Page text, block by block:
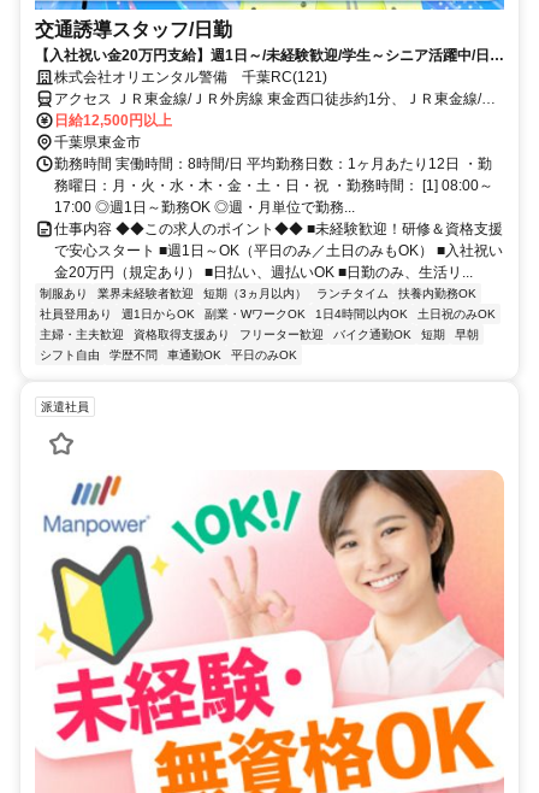
交通誘導スタッフ/日勤
【入社祝い金20万円支給】週1日～/未経験歓迎/学生～シニア活躍中/日払
い・週払いOK/履歴書不要！
株式会社オリエンタル警備 千葉RC(121)
アクセス ＪＲ東金線/ＪＲ外房線 東金西口徒歩約1分、ＪＲ東金線/Ｊ
Ｒ外房線 求名出入口1徒歩約51分、ＪＲ外房線/ＪＲ総武本線 大網徒
歩約82分 (面接地/千葉リクルートセンター)千葉県千葉市中央区新町
１７－１６ 新町芳野ビル５Ｆ
日給12,500円以上
千葉県東金市
勤務時間 実働時間：8時間/日 平均勤務日数：1ヶ月あたり12日 ・勤
務曜日：月・火・水・木・金・土・日・祝 ・勤務時間： [1] 08:00～
17:00 ◎週1日～勤務OK ◎週・月単位で勤務...
仕事内容 ◆◆この求人のポイント◆◆ ■未経験歓迎！研修＆資格支援
で安心スタート ■週1日～OK（平日のみ／土日のみもOK） ■入社祝い
金20万円（規定あり） ■日払い、週払いOK ■日勤のみ、生活リ...
制服あり 業界未経験者歓迎 短期（3ヵ月以内） ランチタイム
扶養内勤務OK
社員登用あり
週1日からOK 副業・WワークOK 1日4時間以内OK
土日祝のみOK
主婦・主夫歓迎
資格取得支援あり フリーター歓迎 バイク通勤OK 短期
早朝
シフト自由
学歴不問 車通勤OK 平日のみOK
派遣社員